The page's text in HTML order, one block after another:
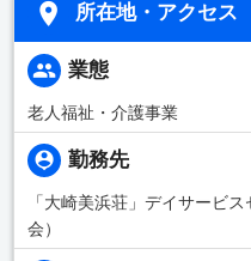
所在地・アクセス
業態
老人福祉・介護事業
勤務先
「大崎美浜荘」デイサービ
会）